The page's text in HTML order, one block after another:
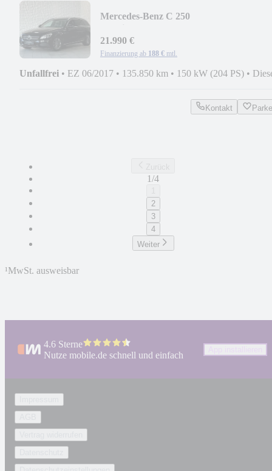
Mercedes-Benz C 250
21.990 €
Finanzierung ab 188 € mtl.
Unfallfrei • EZ 06/2017 • 135.850 km • 150 kW (204 PS) •
Kontakt
1/4
2
3
4
Weiter
¹MwSt. ausweisbar
4.6 Sterne
Nutze mobile.de schnell und einfach